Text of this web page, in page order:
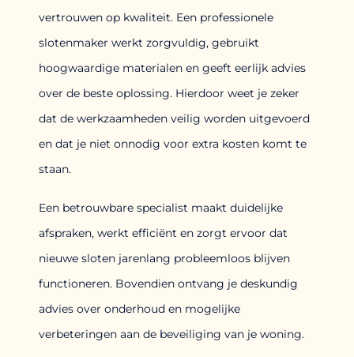
vertrouwen op kwaliteit. Een professionele
slotenmaker werkt zorgvuldig, gebruikt
hoogwaardige materialen en geeft eerlijk advies
over de beste oplossing. Hierdoor weet je zeker
dat de werkzaamheden veilig worden uitgevoerd
en dat je niet onnodig voor extra kosten komt te
staan.
Een betrouwbare specialist maakt duidelijke
afspraken, werkt efficiënt en zorgt ervoor dat
nieuwe sloten jarenlang probleemloos blijven
functioneren. Bovendien ontvang je deskundig
advies over onderhoud en mogelijke
verbeteringen aan de beveiliging van je woning.